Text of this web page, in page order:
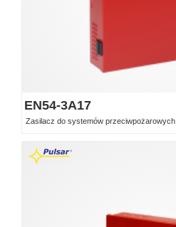
EN54-3A17
Zasilacz do systemów przeciwpożarowych